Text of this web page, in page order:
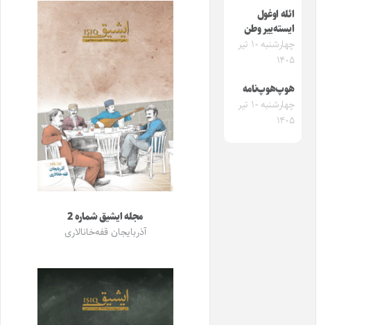
ائله اوغول
ایسته‌ییر وطن
چهارشنبه ۱۰ تیر
۱۴۰۵
هوپ‌هوپ‌نامه
چهارشنبه ۱۰ تیر
۱۴۰۵
مجله ایشیق شماره 2
آذربایجان قفه‌خانالاری